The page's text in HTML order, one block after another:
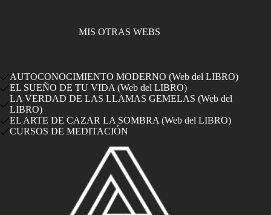
MIS OTRAS WEBS
AUTOCONOCIMIENTO MODERNO (Web del LIBRO)
EL SUEÑO DE TU VIDA (Web del LIBRO)
LA VERDAD DE LAS LLAMAS GEMELAS (Web del
LIBRO)
EL ARTE DE CAZAR LA SOMBRA (Web del LIBRO)
CURSOS DE MEDITACIÓN